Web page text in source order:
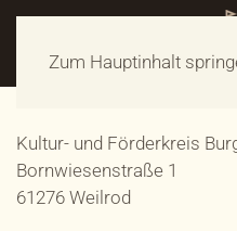
Zum Hauptinhalt
Kultur- und Förderkreis
Bornwiesenstraße 1
61276 Weilrod